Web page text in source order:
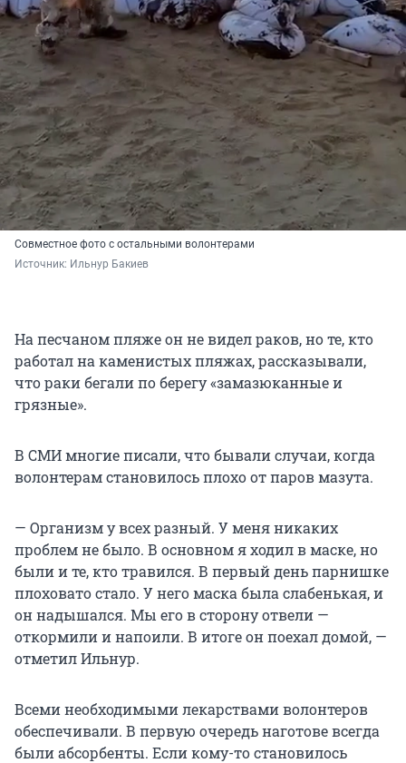
Совместное фото с остальными волонтерами
Источник: Ильнур Бакиев
На песчаном пляже он не видел раков, но те, кто
работал на каменистых пляжах, рассказывали,
что раки бегали по берегу «замазюканные и
грязные».
В СМИ многие писали, что бывали случаи, когда
волонтерам становилось плохо от паров мазута.
— Организм у всех разный. У меня никаких
проблем не было. В основном я ходил в маске, но
были и те, кто травился. В первый день парнишке
плоховато стало. У него маска была слабенькая, и
он надышался. Мы его в сторону отвели —
откормили и напоили. В итоге он поехал домой, —
отметил Ильнур.
Всеми необходимыми лекарствами волонтеров
обеспечивали. В первую очередь наготове всегда
были абсорбенты. Если кому-то становилось